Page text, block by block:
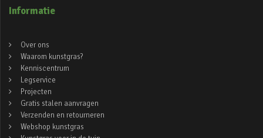
Informatie
Over ons
Waarom kunstgras?
Kenniscentrum
Legservice
Projecten
Gratis stalen aanvragen
Verzenden en retourneren
Webshop kunstgras